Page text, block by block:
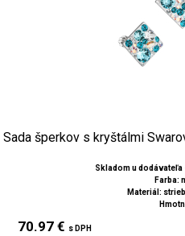
Sada šperkov s kryštálmi
Skladom u
Farba:
Materiál:
70.97 € s DPH